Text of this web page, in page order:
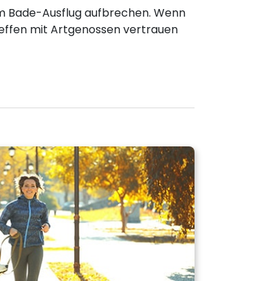
Bade-Ausflug aufbrechen. Wenn
mit Artgenossen vertrauen